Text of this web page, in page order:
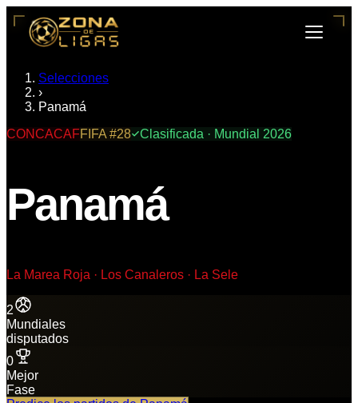
Selecciones
›
Panamá
CONCACAFFIFA #28 Clasificada · Mundial 2026
Panamá
La Marea Roja · Los Canaleros · La Sele
2
Mundiales
disputados
0
Mejor
Fase